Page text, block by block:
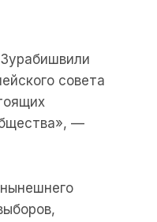
совета
—